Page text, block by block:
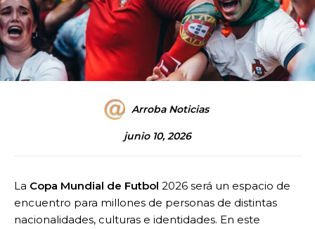
Arroba Noticias
junio 10, 2026
La Copa Mundial de Futbol 2026 será un espacio de
encuentro para millones de personas de distintas
nacionalidades, culturas e identidades. En este